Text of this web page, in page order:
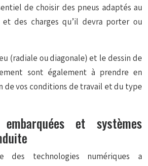
de choisir des pneus adaptés au
des charges qu’il devra porter ou
(radiale ou diagonale) et le dessin de
sont également à prendre en
de vos conditions de travail et du type
embarquées et systèmes
des technologies numériques a